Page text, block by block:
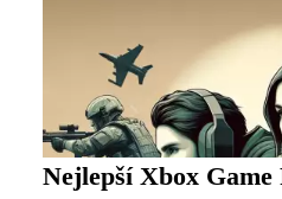
Nejlepší Xbox